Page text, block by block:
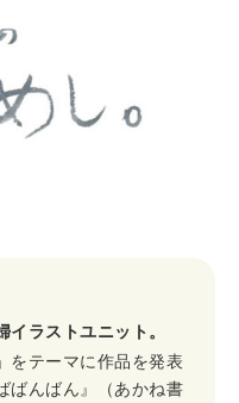
ラストユニット。
をテーマに作品を発表
ばんばん』（あかね書